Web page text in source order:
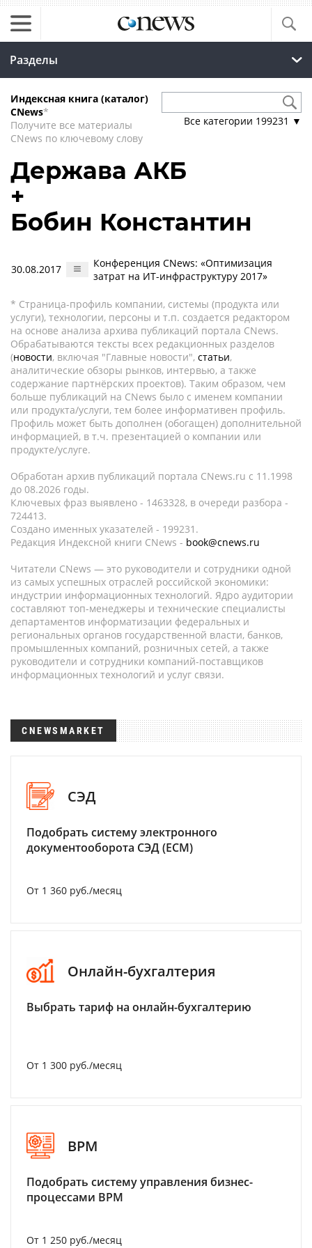
Разделы
Индексная книга (каталог)
CNews*
Получите все материалы
CNews по ключевому слову
Все категории 199231 ▼
Держава АКБ
+
Бобин Константин
30.08.2017
Конференция CNews: «Оптимизация
затрат на ИТ-инфраструктуру 2017»
* Страница-профиль компании, системы (продукта или
услуги), технологии, персоны и т.п. создается редактором
на основе анализа архива публикаций портала CNews.
Обрабатываются тексты всех редакционных разделов
(новости, включая "Главные новости", статьи,
аналитические обзоры рынков, интервью, а также
содержание партнёрских проектов). Таким образом, чем
больше публикаций на CNews было с именем компании
или продукта/услуги, тем более информативен профиль.
Профиль может быть дополнен (обогащен) дополнительной
информацией, в т.ч. презентацией о компании или
продукте/услуге.
Обработан архив публикаций портала CNews.ru c 11.1998
до 08.2026 годы.
Ключевых фраз выявлено - 1463328, в очереди разбора -
724413.
Создано именных указателей - 199231.
Редакция Индексной книги CNews - book@cnews.ru
Читатели CNews — это руководители и сотрудники одной
из самых успешных отраслей российской экономики:
индустрии информационных технологий. Ядро аудитории
составляют топ-менеджеры и технические специалисты
департаментов информатизации федеральных и
региональных органов государственной власти, банков,
промышленных компаний, розничных сетей, а также
руководители и сотрудники компаний-поставщиков
информационных технологий и услуг связи.
CNEWSMARKET
СЭД
Подобрать систему электронного
документооборота СЭД (ECM)
От 1 360 руб./месяц
Онлайн-бухгалтерия
Выбрать тариф на онлайн-бухгалтерию
От 1 300 руб./месяц
BPM
Подобрать систему управления бизнес-
процессами BPM
От 1 250 руб./месяц